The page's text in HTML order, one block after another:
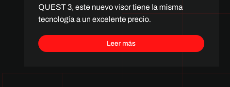
QUEST 3, este nuevo visor tiene la misma
tecnología a un excelente precio.
Leer más